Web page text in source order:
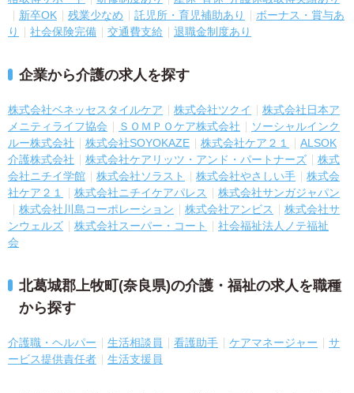
新卒OK
残業少なめ 託児所・育児補助あり
ボーナス・賞与あ
り
社会保険完備 交通費支給 退職金制度あり
企業から介護の求人を探す
株式会社ベネッセスタイルケア 株式会社ツクイ
株式会社日本ア
メニティライフ協会
ＳＯＭＰＯケア株式会社
ソーシャルインク
ルー株式会社
株式会社SOYOKAZE 株式会社ケア２１
ALSOK
介護株式会社
株式会社ケアリッツ・アンド・パートナーズ
株式
会社ニチイ学館
株式会社ソラスト 株式会社やさしい手
株式会
社ケア２１
株式会社ニチイケアパレス
株式会社サンガジャパン
株式会社川島コーポレーション
株式会社アンビス
株式会社サ
ンウェルズ
株式会社スーパー・コート
社会福祉法人ノテ福祉
会
北葛城郡上牧町(奈良県)の介護・福祉の求人を職種
から探す
介護職・ヘルパー 生活相談員 看護助手 ケアマネージャー
サ
ービス提供責任者
生活支援員